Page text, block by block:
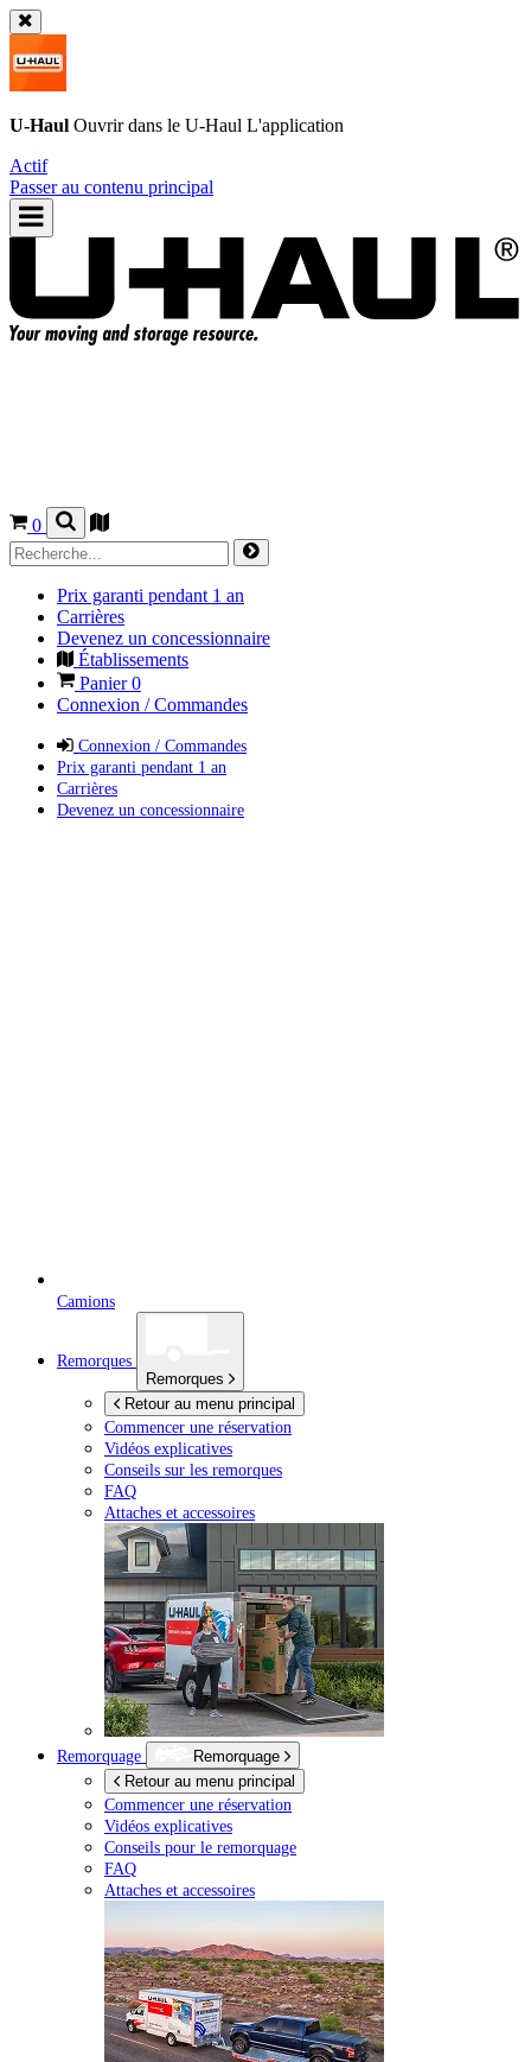
U-Haul Ouvrir dans le U-Haul L'application
Actif
Passer au contenu principal
0
Prix garanti pendant 1 an
Carrières
Devenez un concessionnaire
Établissements
Panier0
Connexion / Commandes
Connexion / Commandes
Prix garanti pendant 1 an
Carrières
Devenez un concessionnaire
Camions
Remorques
Remorques
Retour au menu principal
Commencer une réservation
Vidéos explicatives
Conseils sur les remorques
FAQ
Attaches et accessoires
Remorquage
Remorquage
Retour au menu principal
Commencer une réservation
Vidéos explicatives
Conseils pour le remorquage
FAQ
Attaches et accessoires